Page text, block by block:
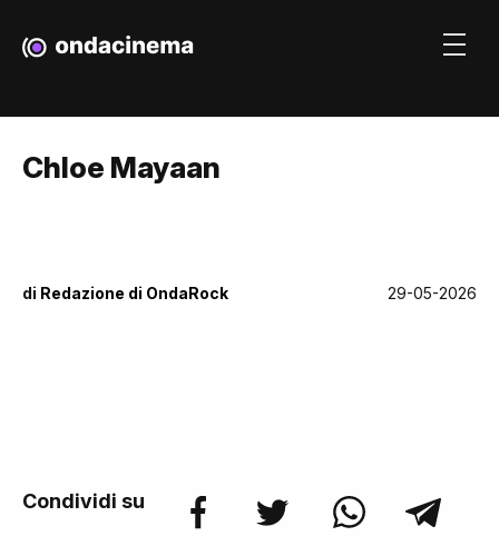
Chloe Mayaan
di Redazione di OndaRock 29-05-2026
Condividi su